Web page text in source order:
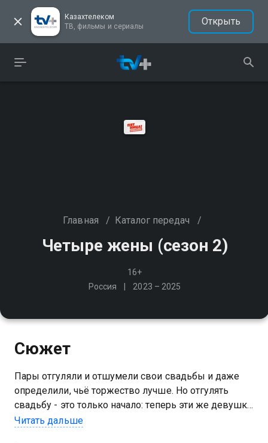
Казахтелеком
ТВ, фильмы и сериалы
Открыть
Главная / Каталог передач /
Четыре жены (сезон 2)
16+
Россия
2023 – 2025
Сюжет
Пары отгуляли и отшумели свои свадьбы и даже
определили, чьё торжество лучше. Но отгулять
свадьбу - это только начало: теперь эти же девушки
вновь вступят в борьбу, чтобы выяснить, кто из них
Читать дальше